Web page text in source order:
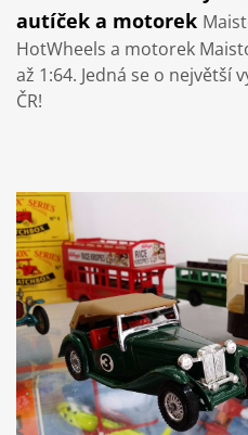
autíček a motorek
HotWheels a motorek
až 1:64. Jedná se o největší
ČR!